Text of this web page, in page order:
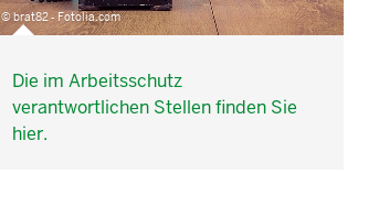
© brat82 - Fotolia.com
Die im Arbeitsschutz
verantwortlichen Stellen finden Sie
hier.